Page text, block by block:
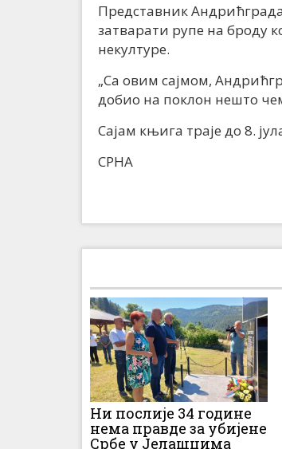
Представник
затварати рупе на броду
некултуре.
„Са овим сајмом,
добио на поклон нешто
Сајам књига траје до 8.
СРНА
Ни послије 34 године
нема правде за убијене
Србе у Јелашцима